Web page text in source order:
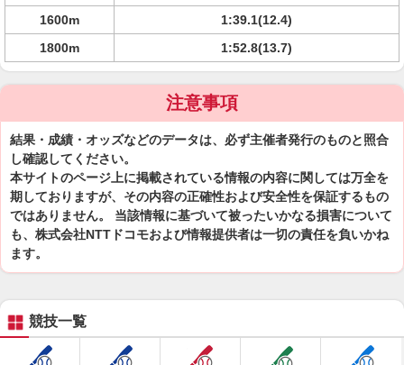
1600m
1:39.1(12.4)
1800m
1:52.8(13.7)
注意事項
結果・成績・オッズなどのデータは、必ず主催者発行のものと照合
し確認してください。
本サイトのページ上に掲載されている情報の内容に関しては万全を
期しておりますが、その内容の正確性および安全性を保証するもの
ではありません。 当該情報に基づいて被ったいかなる損害について
も、株式会社NTTドコモおよび情報提供者は一切の責任を負いかね
ます。
競技一覧